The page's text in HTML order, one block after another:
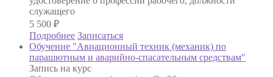
служащего
5 500 ₽
Подробнее Записаться
Обучение "Авиационный техник (механик) по
парашютным и аварийно-спасательным средствам"
Запись на курс